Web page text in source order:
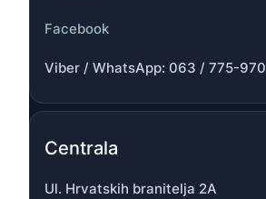
Facebook
Viber / WhatsApp: 063 / 775-970
Centrala
Ul. Hrvatskih branitelja 2A